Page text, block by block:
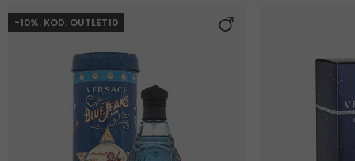
-10%. KOD: OUTLET10